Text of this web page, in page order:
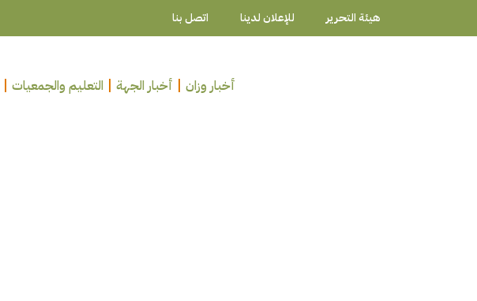
هيئة التحرير للإعلان لدينا اتصل بنا
أخبار وزان أخبار الجهة التعليم والجمعيات